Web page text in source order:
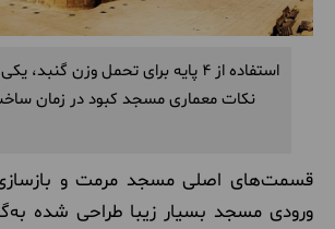
استفاده از 4 پایه برای تحمل وزن
نکات معماری مسجد کبود در زمان
قسمت‌های اصلی مسجد مرمت و
ورودی مسجد بسیار زیبا طراحی شده